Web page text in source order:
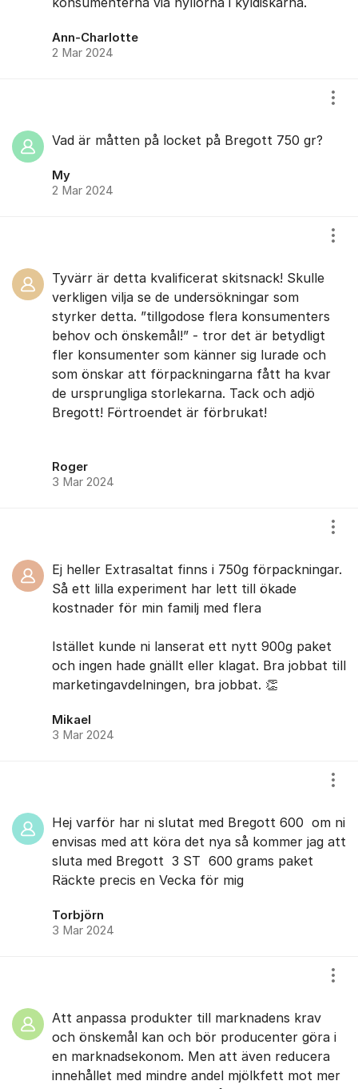
Ann-Charlotte
2 Mar 2024
Vad är måtten på locket på Bregott 750 gr?
My
2 Mar 2024
Tyvärr är detta kvalificerat skitsnack! Skulle
verkligen vilja se de undersökningar som
styrker detta. ”tillgodose flera konsumenters
behov och önskemål!” - tror det är betydligt
fler konsumenter som känner sig lurade och
som önskar att förpackningarna fått ha kvar
de ursprungliga storlekarna. Tack och adjö
Bregott! Förtroendet är förbrukat!
Roger
3 Mar 2024
Ej heller Extrasaltat finns i 750g förpackningar.
Så ett lilla experiment har lett till ökade
kostnader för min familj med flera
Istället kunde ni lanserat ett nytt 900g paket
och ingen hade gnällt eller klagat. Bra jobbat till
marketingavdelningen, bra jobbat. 👏
Mikael
3 Mar 2024
Hej varför har ni slutat med Bregott 600 om ni
envisas med att köra det nya så kommer jag att
sluta med Bregott 3 ST 600 grams paket
Räckte precis en Vecka för mig
Torbjörn
3 Mar 2024
Att anpassa produkter till marknadens krav
och önskemål kan och bör producenter göra i
en marknadsekonom. Men att även reducera
innehållet med mindre andel mjölkfett mot mer